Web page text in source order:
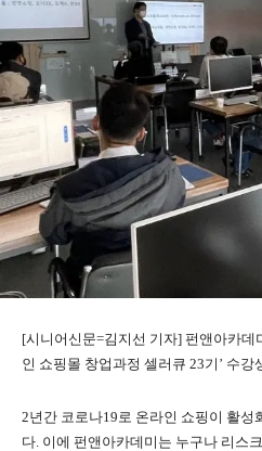
[시니어신문=김지선 기자] 펀앤아카데
인 쇼핑몰 창업과정 셀러큐 23기’ 수강
2년간 코로나19로 온라인 쇼핑이 활성
다. 이에 펀앤아카데미는 누구나 리스